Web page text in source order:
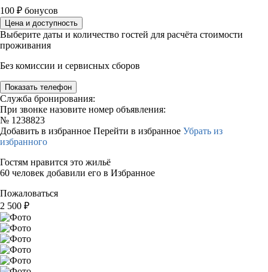
100 ₽ бонусов
Цена и доступность
Выберите даты и количество гостей для расчёта стоимости
проживания
Без комиссии и сервисных сборов
Показать телефон
Служба бронирования:
При звонке назовите номер объявления:
№ 1238823
Добавить в избранное Перейти в избранное Убрать из
избранного
Гостям нравится это жильё
60 человек добавили его в Избранное
Пожаловаться
2 500 ₽